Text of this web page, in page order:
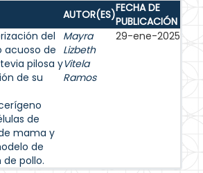
AUTOR(ES)FECHA DE
PUBLICACIÓN
del
acuoso de
pilosa y
de su
de
mama y
de
pollo.
Mayra
Lizbeth
Vitela
Ramos
29-ene-2025